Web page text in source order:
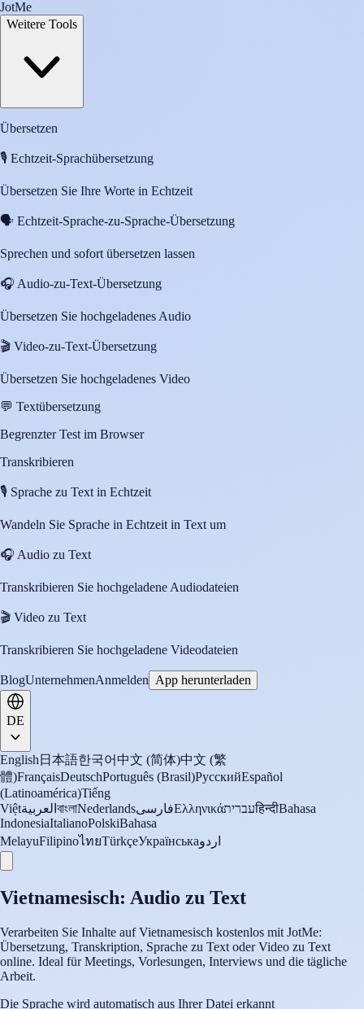
JotMe
Weitere Tools
Übersetzen
🎙️ Echtzeit-Sprachübersetzung
Übersetzen Sie Ihre Worte in Echtzeit
🗣️ Echtzeit-Sprache-zu-Sprache-Übersetzung
Sprechen und sofort übersetzen lassen
🎧 Audio-zu-Text-Übersetzung
Übersetzen Sie hochgeladenes Audio
🎬 Video-zu-Text-Übersetzung
Übersetzen Sie hochgeladenes Video
💬 Textübersetzung
Begrenzter Test im Browser
Transkribieren
🎙️ Sprache zu Text in Echtzeit
Wandeln Sie Sprache in Echtzeit in Text um
🎧 Audio zu Text
Transkribieren Sie hochgeladene Audiodateien
🎬 Video zu Text
Transkribieren Sie hochgeladene Videodateien
BlogUnternehmenAnmelden App herunterladen
DE
English 日本語한국어中文 (简体)中文 (繁
體)FrançaisDeutschPortuguês (Brasil)РусскийEspañol
(Latinoamérica)Tiếng
Việtالعربية বাংলাNederlandsفارسیΕλληνικάעבריתहिन्दीBahasa
IndonesiaItalianoPolskiBahasa
MelayuFilipinoไทยTürkçeУкраїнськаاردو
Vietnamesisch: Audio zu Text
Verarbeiten Sie Inhalte auf Vietnamesisch kostenlos mit JotMe:
Übersetzung, Transkription, Sprache zu Text oder Video zu Text
online. Ideal für Meetings, Vorlesungen, Interviews und die tägliche
Arbeit.
Die Sprache wird automatisch aus Ihrer Datei erkannt